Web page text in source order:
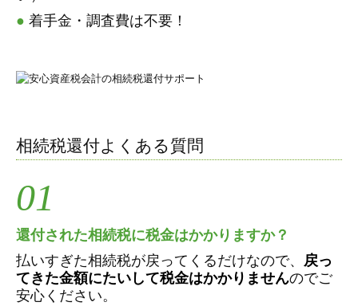
● 着手金・調査費は不要！
相続税還付よくある質問
01
還付された相続税に税金はかかりますか？
払いすぎた相続税が戻ってくるだけなので、 戻っ
てきた金額にたいして税金はかかりませんのでご
安心ください。